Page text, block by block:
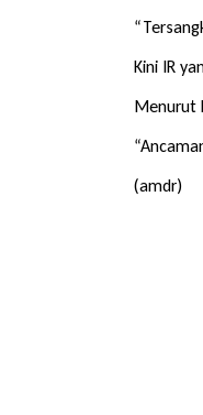
Kini IR
Menurut
(amdr)